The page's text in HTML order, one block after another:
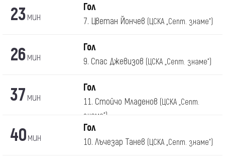
23мин
Гол
7. Цветан Йончев (ЦСКА „Септ. знаме“)
26мин
Гол
9. Спас Джевизов (ЦСКА „Септ. знаме“)
37 мин
Гол
11. Стойчо Младенов (ЦСКА „Септ.
знаме“)
40мин
Гол
10. Лъчезар Танев (ЦСКА „Септ. знаме“)